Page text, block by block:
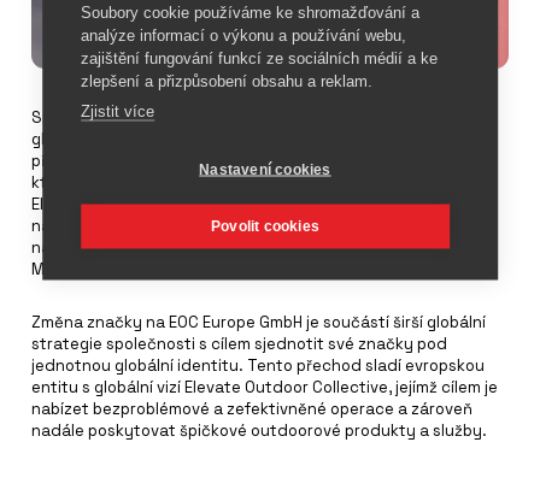
Společnost K2 Sports Europe GmbH přechází na jednotnou
globální strukturu pod novým názvem EOC Europe GmbH. Toto
přejmenování představuje pro společnost strategický milník,
který sjednocuje její evropské aktivity s globální strukturou
Elevate Outdoor Collective. Nově přejmenovaný subjekt bude
nadále dohlížet na provoz svých 12 značek, kam patří
například VÖLKL, K2, LINE, RIDE, MARKER, DALBELLO, BCA,
MADSHUS, ATLAS a TUBBS.
Změna značky na EOC Europe GmbH je součástí širší globální
strategie společnosti s cílem sjednotit své značky pod
jednotnou globální identitu. Tento přechod sladí evropskou
entitu s globální vizí Elevate Outdoor Collective, jejímž cílem je
nabízet bezproblémové a zefektivněné operace a zároveň
nadále poskytovat špičkové outdoorové produkty a služby.
Soubory cookie používáme ke shromažďování a
analýze informací o výkonu a používání webu,
zajištění fungování funkcí ze sociálních médií a ke
zlepšení a přizpůsobení obsahu a reklam.
Zjistit více
Nastavení cookies
Povolit cookies